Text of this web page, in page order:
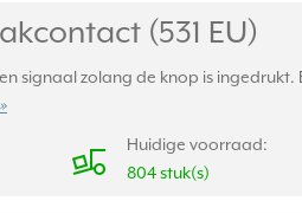
(531 EU)
signaal zolang de knop is
Huidige voorraad:
804 stuk(s)